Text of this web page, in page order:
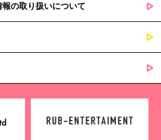
の取り扱いについて